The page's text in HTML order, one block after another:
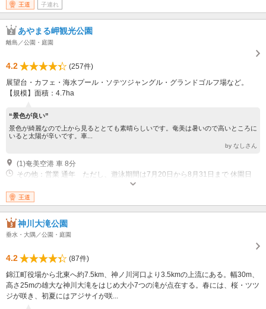
王道 子連れ
あやまる岬観光公園
離島／公園・庭園
4.2
(257件)
展望台・カフェ・海水プール・ソテツジャングル・グランドゴルフ場など。
【規模】面積：4.7ha
“景色が良い”
景色が綺麗なので上から見るととても素晴らしいです。奄美は暑いので高いところに
いると太陽が辛いです。車...
by なしさん
(1)奄美空港 車 8分
その他：営業 通年 ただし、遊泳期間は7月20日から8月31日まで 休園日
王道
神川大滝公園
垂水・大隅／公園・庭園
4.2
(87件)
錦江町役場から北東へ約7.5km、神ノ川河口より3.5kmの上流にある。幅30m、
高さ25mの雄大な神川大滝をはじめ大小7つの滝が点在する。春には、桜・ツツ
ジが咲き、初夏にはアジサイが咲...